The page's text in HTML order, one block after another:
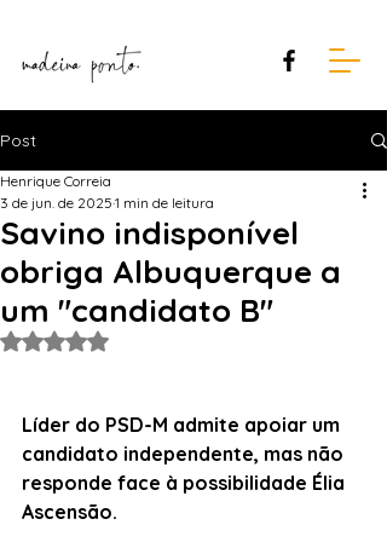
Post
Savino indisponível
obriga Albuquerque a
um "candidato B"
Henrique Correia
3 de jun. de 2025 1 min de leitura
Avaliado com NaN de 5 estrelas.
Líder do PSD-M admite apoiar um
candidato independente, mas não
responde face à possibilidade Élia
Ascensão.